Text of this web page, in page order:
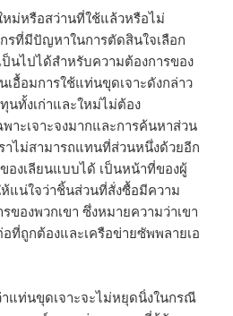
หม่หรือสว่านที่ใช้แล้วหรือไม่
รที่มีปัญหาในการตัดสินใจเลือก
นไปได้สำหรับความต้องการของ
เอื้อมการใช้แท่นขุดเจาะดังกล่าว
นทั้งเก่าและใหม่ไม่ต้อง
าะเจาะจงมากและการค้นหาส่วน
าไม่สามารถแทนที่ส่วนหนึ่งด้วยอีก
องเลียนแบบได้ เป็นหน้าที่ของผู้
แน่ใจว่าชิ้นส่วนที่สั่งซื้อมีความ
ของพวกเขา ซึ่งหมายความว่าเขา
ที่ถูกต้องและเครือข่ายซัพพลายเอ
แท่นขุดเจาะจะไม่หยุดนิ่งในกรณี